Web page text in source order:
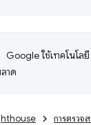
Google ใช้เทคโนโล
าด
การตรวจ